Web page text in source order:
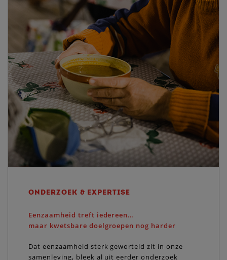
ONDERZOEK & EXPERTISE
Eenzaamheid treft iedereen…
maar kwetsbare doelgroepen nog harder
Dat eenzaamheid sterk geworteld zit in onze
samenleving, bleek al uit eerder onderzoek